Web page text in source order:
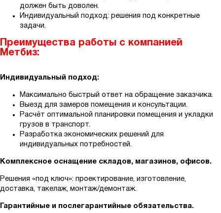
должен быть доволен.
Индивидуальный подход: решения под конкретные
задачи.
Преимущества работы с компанией
Метбиз:
Индивидуальный подход:
Максимально быстрый ответ на обращение заказчика.
Выезд для замеров помещения и консультации.
Расчёт оптимальной планировки помещения и укладки
грузов в транспорт.
Разработка экономических решений для
индивидуальных потребностей.
Комплексное оснащение складов, магазинов, офисов.
Решения «под ключ»: проектирование, изготовление,
доставка, такелаж, монтаж/демонтаж.
Гарантийные и послегарантийные обязательства.